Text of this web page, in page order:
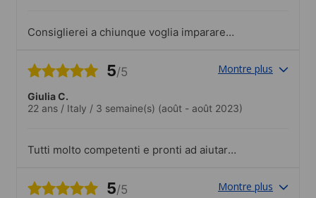
Consiglierei a chiunque voglia imparare
super sicura anche per le ragazze che
tensione all’interno del paese nonostante
confini con paesi in guerra.Attività
5/5 Montre plus
Giulia C.
22 ans / Italy / 3 semaine(s) (août - août 2023)
Tutti molto competenti e pronti ad aiutare
efficaci
5/5 Montre plus